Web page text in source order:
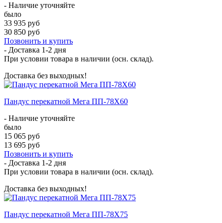
- Наличие уточняйте
было
33 935 руб
30 850 руб
Позвонить и купить
- Доставка 1-2 дня
При условии товара в наличии (осн. склад).
Доставка без выходных!
Пандус перекатной Мега ПП-78Х60
- Наличие уточняйте
было
15 065 руб
13 695 руб
Позвонить и купить
- Доставка 1-2 дня
При условии товара в наличии (осн. склад).
Доставка без выходных!
Пандус перекатной Мега ПП-78Х75